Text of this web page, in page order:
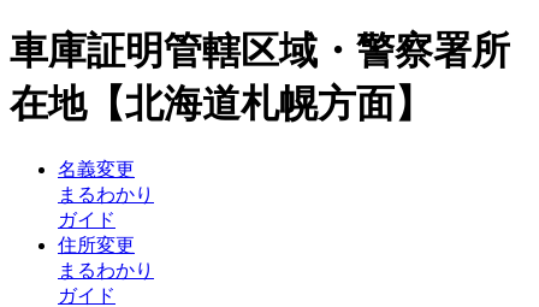
車庫証明管轄区域・警察署所
在地【北海道札幌方面】
名義変更
まるわかり
ガイド
住所変更
まるわかり
ガイド